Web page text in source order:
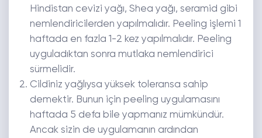
Hindistan cevizi yağı, Shea yağı, seramid gibi
nemlendiricilerden yapılmalıdır. Peeling işlemi 1
haftada en fazla 1-2 kez yapılmalıdır. Peeling
uyguladıktan sonra mutlaka nemlendirici
sürmelidir.
Cildiniz yağlıysa yüksek toleransa sahip
demektir. Bunun için peeling uygulamasını
haftada 5 defa bile yapmanız mümkündür.
Ancak sizin de uygulamanın ardından